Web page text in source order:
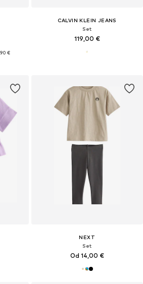
€
CALVIN KLEIN JEANS
Set
119,00 €
NEXT
Set
Od 14,00 €